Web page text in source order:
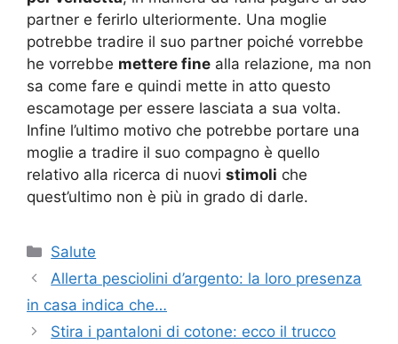
partner e ferirlo ulteriormente. Una moglie
potrebbe tradire il suo partner poiché vorrebbe
he vorrebbe mettere fine alla relazione, ma non
sa come fare e quindi mette in atto questo
escamotage per essere lasciata a sua volta.
Infine l’ultimo motivo che potrebbe portare una
moglie a tradire il suo compagno è quello
relativo alla ricerca di nuovi stimoli che
quest’ultimo non è più in grado di darle.
Categorie
Salute
Allerta pesciolini d’argento: la loro presenza
in casa indica che…
Stira i pantaloni di cotone: ecco il trucco